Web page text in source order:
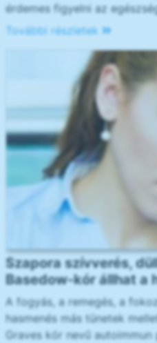
érdemes figyelni az
További részletek
Szapora szívverés,
Basedow-kór állhat a
A fogyás, a remegés, a
hasmenés más tünetek
Graves kór nevű